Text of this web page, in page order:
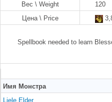
Вес \ Weight
120
Цена \ Price
Spellbook needed to learn
Имя Монстра
Liele Elder